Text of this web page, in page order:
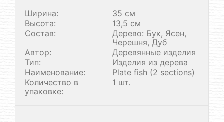
Ширина:
35 см
Высота:
13,5 см
Состав:
Дерево: Бук, Ясен,
Черешня, Дуб
Автор:
Деревянные изделия
Тип:
Изделия из дерева
Наименование:
Plate fish (2 sections)
Количество в
упаковке:
1 шт.